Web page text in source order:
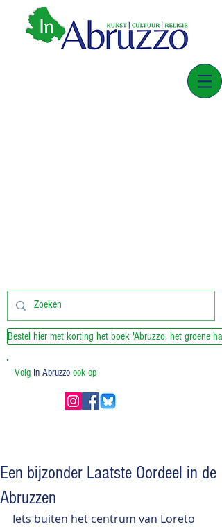
Bestel hier met korting het boek 'Abruzzo, het groene
Volg In Abruzzo ook op
Een bijzonder Laatste Oordeel in de
Abruzzen
Iets buiten het centrum van Loreto